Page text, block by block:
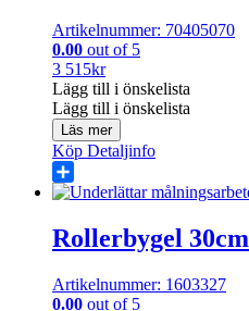
Artikelnummer: 70405070
0.00 out of 5
3 515kr
Lägg till i önskelista
Lägg till i önskelista
Läs mer
Köp Detaljinfo
Share
Rollerbygel 30cm
Artikelnummer: 1603327
0.00 out of 5